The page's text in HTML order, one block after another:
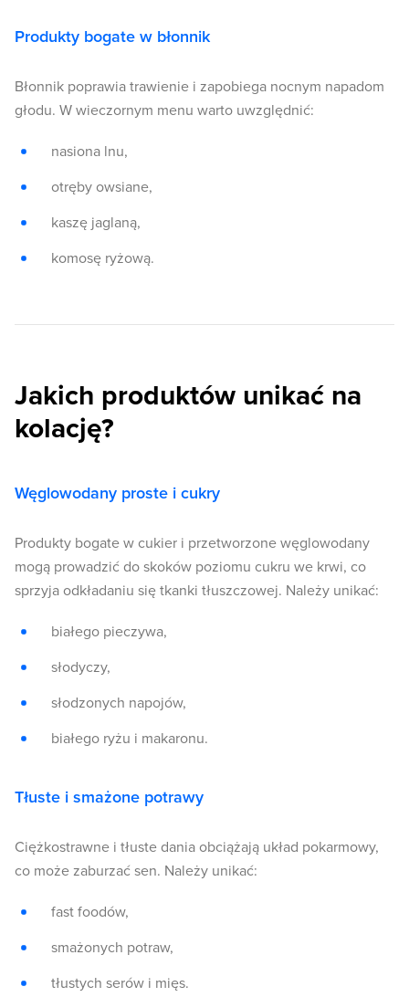
Produkty bogate w błonnik
Błonnik poprawia trawienie i zapobiega nocnym napadom
głodu. W wieczornym menu warto uwzględnić:
nasiona lnu,
otręby owsiane,
kaszę jaglaną,
komosę ryżową.
Jakich produktów unikać na
kolację?
Węglowodany proste i cukry
Produkty bogate w cukier i przetworzone węglowodany
mogą prowadzić do skoków poziomu cukru we krwi, co
sprzyja odkładaniu się tkanki tłuszczowej. Należy unikać:
białego pieczywa,
słodyczy,
słodzonych napojów,
białego ryżu i makaronu.
Tłuste i smażone potrawy
Ciężkostrawne i tłuste dania obciążają układ pokarmowy,
co może zaburzać sen. Należy unikać:
fast foodów,
smażonych potraw,
tłustych serów i mięs.